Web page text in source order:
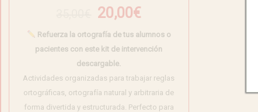
El
precio
original
era:
35,00€.
20,00€
actual
es:
20,00€.
Refuerza la ortografía de tus alumnos o
pacientes con este kit de intervención
descargable.
Actividades organizadas para trabajar reglas
ortográficas, ortografía natural y arbitraria de
forma divertida y estructurada. Perfecto para